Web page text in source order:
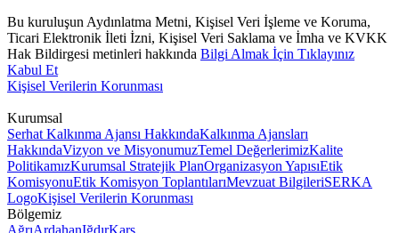
Bu kuruluşun Aydınlatma Metni, Kişisel Veri İşleme ve Koruma,
Ticari Elektronik İleti İzni, Kişisel Veri Saklama ve İmha ve KVKK
Hak Bildirgesi metinleri hakkında Bilgi Almak İçin Tıklayınız
Kabul Et
Kişisel Verilerin Korunması
Kurumsal
Serhat Kalkınma Ajansı HakkındaKalkınma Ajansları
HakkındaVizyon ve MisyonumuzTemel DeğerlerimizKalite
PolitikamızKurumsal Stratejik PlanOrganizasyon YapısıEtik
KomisyonuEtik Komisyon ToplantılarıMevzuat BilgileriSERKA
LogoKişisel Verilerin Korunması
Bölgemiz
AğrıArdahanIğdırKars